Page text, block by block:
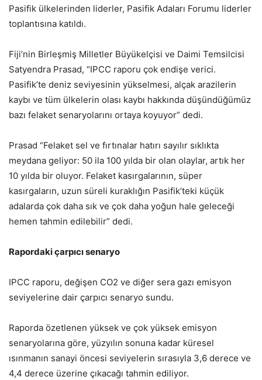
Pasifik ülkelerinden liderler, Pasifik Adaları Forumu liderler
toplantısına katıldı.
Fiji’nin Birleşmiş Milletler Büyükelçisi ve Daimi Temsilcisi
Satyendra Prasad, “IPCC raporu çok endişe verici.
Pasifik’te deniz seviyesinin yükselmesi, alçak arazilerin
kaybı ve tüm ülkelerin olası kaybı hakkında düşündüğümüz
bazı felaket senaryolarını ortaya koyuyor” dedi.
Prasad “Felaket sel ve fırtınalar hatırı sayılır sıklıkta
meydana geliyor: 50 ila 100 yılda bir olan olaylar, artık her
10 yılda bir oluyor. Felaket kasırgalarının, süper
kasırgaların, uzun süreli kuraklığın Pasifik’teki küçük
adalarda çok daha sık ve çok daha yoğun hale geleceği
hemen tahmin edilebilir” dedi.
Rapordaki çarpıcı senaryo
IPCC raporu, değişen CO2 ve diğer sera gazı emisyon
seviyelerine dair çarpıcı senaryo sundu.
Raporda özetlenen yüksek ve çok yüksek emisyon
senaryolarına göre, yüzyılın sonuna kadar küresel
ısınmanın sanayi öncesi seviyelerin sırasıyla 3,6 derece ve
4,4 derece üzerine çıkacağı tahmin ediliyor.